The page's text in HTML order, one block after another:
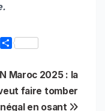
S
r
e
Maroc 2025 : la
faire tomber
en osant